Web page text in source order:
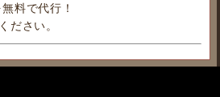
料で代行！
ださい。